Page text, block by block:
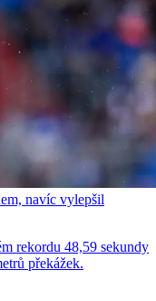
navíc vylepšil
rekordu 48,59 sekundy
překážek.